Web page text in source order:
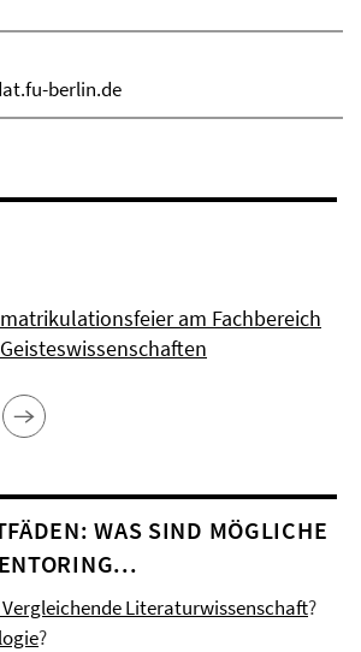
berlin.de
am Fachbereich
WAS SIND MÖGLICHE
Literaturwissenschaft?
?